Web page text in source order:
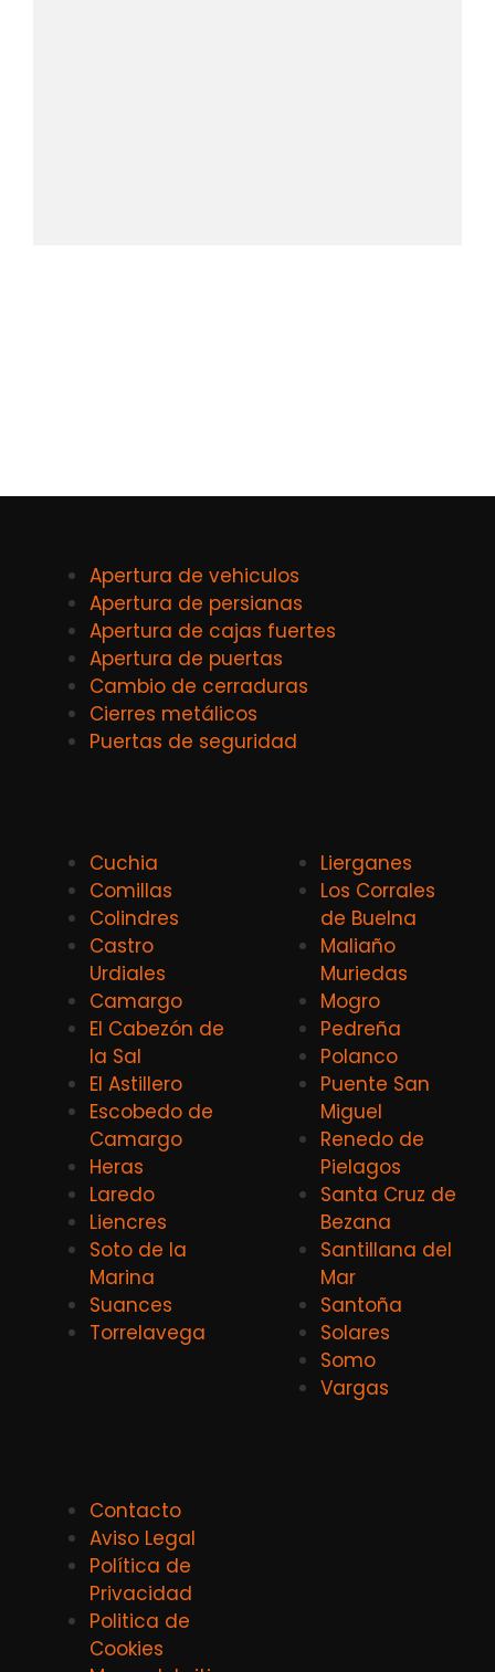
Apertura de vehiculos
Apertura de persianas
Apertura de cajas fuertes
Apertura de puertas
Cambio de cerraduras
Cierres metálicos
Puertas de seguridad
Cuchia
Comillas
Colindres
Castro
Urdiales
Camargo
El Cabezón de
la Sal
El Astillero
Escobedo de
Camargo
Heras
Laredo
Liencres
Soto de la
Marina
Suances
Torrelavega
Lierganes
Los Corrales
de Buelna
Maliaño
Muriedas
Mogro
Pedreña
Polanco
Puente San
Miguel
Renedo de
Pielagos
Santa Cruz de
Bezana
Santillana del
Mar
Santoña
Solares
Somo
Vargas
Contacto
Aviso Legal
Política de
Privacidad
Politica de
Cookies